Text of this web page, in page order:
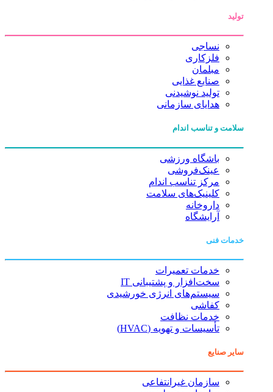
تولید
نساجی
فلزکاری
مبلمان
صنایع غذایی
تولید نوشیدنی
هدایای سازمانی
سلامت و تناسب اندام
باشگاه ورزشی
عینک‌فروشی
مرکز تناسب اندام
کلینیک‌های سلامت
داروخانه
آرایشگاه
خدمات فنی
خدمات تعمیرات
سخت‌افزار و پشتیبانی IT
سیستم‌های انرژی خورشیدی
کفاشی
خدمات نظافت
تأسیسات و تهویه (HVAC)
سایر صنایع
سازمان غیرانتفاعی